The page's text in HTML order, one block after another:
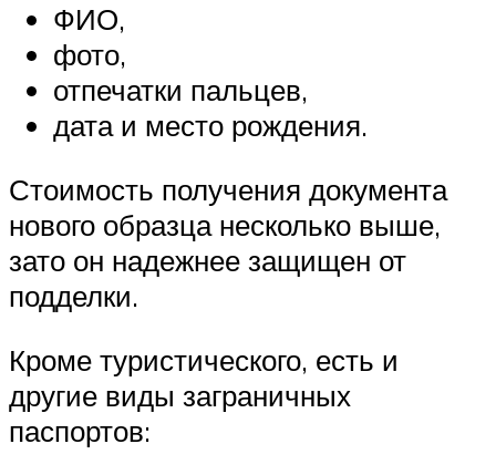
ФИО,
фото,
отпечатки пальцев,
дата и место рождения.
Стоимость получения документа
нового образца несколько выше,
зато он надежнее защищен от
подделки.
Кроме туристического, есть и
другие виды заграничных
паспортов: